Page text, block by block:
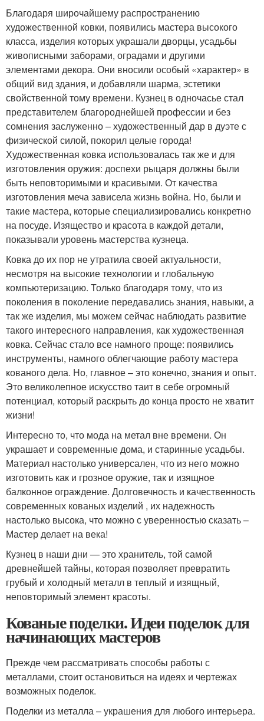
Благодаря широчайшему распространению
художественной ковки, появились мастера высокого
класса, изделия которых украшали дворцы, усадьбы
живописными заборами, оградами и другими
элементами декора. Они вносили особый «характер» в
общий вид здания, и добавляли шарма, эстетики
свойственной тому времени. Кузнец в одночасье стал
представителем благороднейшей профессии и без
сомнения заслуженно – художественный дар в дуэте с
физической силой, покорил целые города!
Художественная ковка использовалась так же и для
изготовления оружия: доспехи рыцаря должны были
быть неповторимыми и красивыми. От качества
изготовления меча зависела жизнь война. Но, были и
такие мастера, которые специализировались конкретно
на посуде. Изящество и красота в каждой детали,
показывали уровень мастерства кузнеца.
Ковка до их пор не утратила своей актуальности,
несмотря на высокие технологии и глобальную
компьютеризацию. Только благодаря тому, что из
поколения в поколение передавались знания, навыки, а
так же изделия, мы можем сейчас наблюдать развитие
такого интересного направления, как художественная
ковка. Сейчас стало все намного проще: появились
инструменты, намного облегчающие работу мастера
кованого дела. Но, главное – это конечно, знания и опыт.
Это великолепное искусство таит в себе огромный
потенциал, который раскрыть до конца просто не хватит
жизни!
Интересно то, что мода на метал вне времени. Он
украшает и современные дома, и старинные усадьбы.
Материал настолько универсален, что из него можно
изготовить как и грозное оружие, так и изящное
балконное ограждение. Долговечность и качественность
современных кованых изделий , их надежность
настолько высока, что можно с уверенностью сказать –
Мастер делает на века!
Кузнец в наши дни — это хранитель, той самой
древнейшей тайны, которая позволяет превратить
грубый и холодный металл в теплый и изящный,
неповторимый элемент красоты.
Кованые поделки. Идеи поделок для
начинающих мастеров
Прежде чем рассматривать способы работы с
металлами, стоит остановиться на идеях и чертежах
возможных поделок.
Поделки из металла – украшения для любого интерьера.